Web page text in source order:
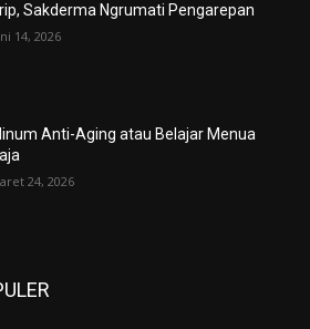
Sakderma Ngrumati Pengarepan
14, 2026
Anti-Aging atau Belajar Menua
24, 2026